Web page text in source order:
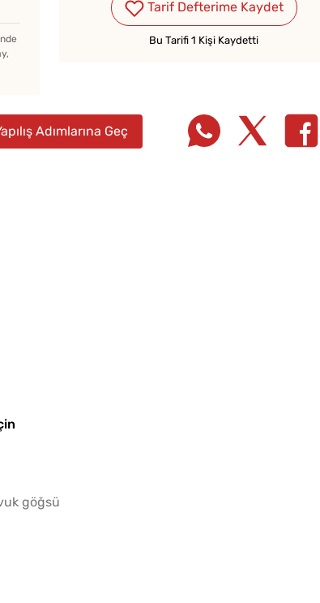
Tarif Defterime Kaydet
Bu Tarifi 1 Kişi Kaydetti
Adımlarına Geç
göğsü